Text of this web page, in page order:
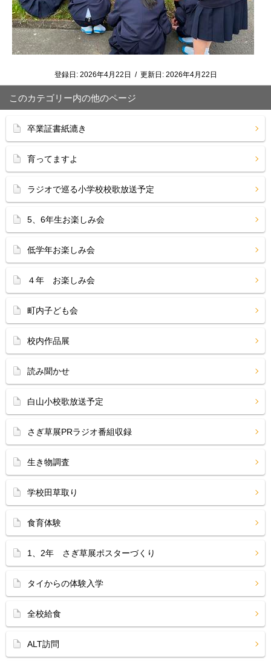
登録日: 2026年4月22日 / 更新日: 2026年4月22日
このカテゴリー内の他のページ
卒業証書紙漉き
育ってますよ
ラジオで巡る小学校校歌放送予定
5、6年生お楽しみ会
低学年お楽しみ会
４年 お楽しみ会
町内子ども会
校内作品展
読み聞かせ
白山小校歌放送予定
さぎ草展PRラジオ番組収録
生き物調査
学校田草取り
食育体験
1、2年 さぎ草展ポスターづくり
タイからの体験入学
全校給食
ALT訪問